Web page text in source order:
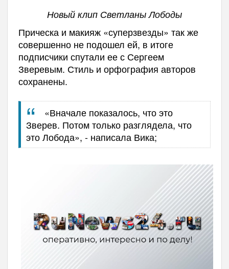
Новый клип Светланы Лободы
Прическа и макияж «суперзвезды» так же
совершенно не подошел ей, в итоге
подписчики спутали ее с Сергеем
Зверевым. Стиль и орфография авторов
сохранены.
«Вначале показалось, что это
Зверев. Потом только разглядела, что
это Лобода», - написала Вика;